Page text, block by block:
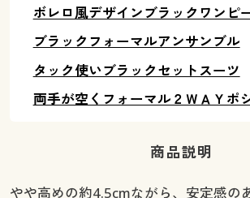
ボレロ風デザインブラックワンピ
ブラックフォーマルアンサンブル
タック使いブラックセットスーツ
両手が空くフォーマル２ＷＡＹポ
商品説明
やや高めの約4.5cmながら、安定感の